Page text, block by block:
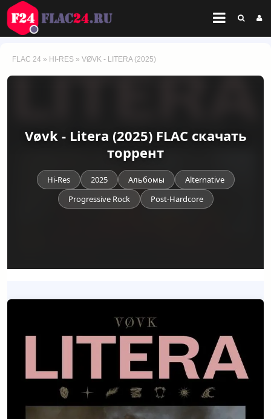
FLAC 24 » HI-RES » VØVK - LITERA (2025)
Vøvk - Litera (2025) FLAC скачать
торрент
Hi-Res 2025 Альбомы
Alternative
Progressive Rock
Post-Hardcore